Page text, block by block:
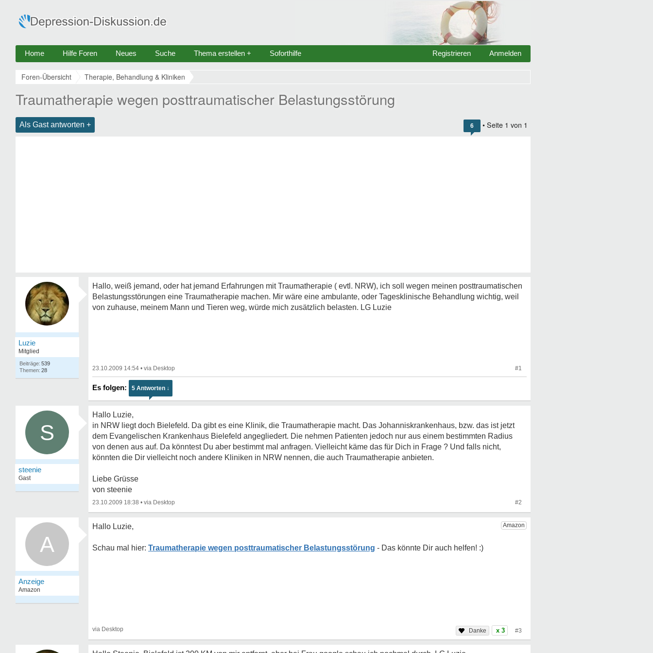
Home Hilfe Foren Neues Suche Thema erstellen + Soforthilfe Anmelden
Registrieren
Foren-Übersicht Therapie, Behandlung & Kliniken
Traumatherapie wegen posttraumatischer Belastungsstörung
Als Gast antworten + 6 • Seite 1 von 1
Luzie
Mitglied
539
28
Hallo, weiß jemand, oder hat jemand Erfahrungen mit Traumatherapie ( evtl. NRW), ich soll wegen meinen posttraumatischen
Belastungsstörungen eine Traumatherapie machen. Mir wäre eine ambulante, oder Tagesklinische Behandlung wichtig, weil
von zuhause, meinem Mann und Tieren weg, würde mich zusätzlich belasten. LG Luzie
23.10.2009 14:54 • #1
5 Antworten ↓
S
steenie
Gast
Hallo Luzie,
in NRW liegt doch Bielefeld. Da gibt es eine Klinik, die Traumatherapie macht. Das Johanniskrankenhaus, bzw. das ist jetzt
dem Evangelischen Krankenhaus Bielefeld angegliedert. Die nehmen Patienten jedoch nur aus einem bestimmten Radius
von denen aus auf. Da könntest Du aber bestimmt mal anfragen. Vielleicht käme das für Dich in Frage ? Und falls nicht,
könnten die Dir vielleicht noch andere Kliniken in NRW nennen, die auch Traumatherapie anbieten.
Liebe Grüsse
von steenie
23.10.2009 18:38 • #2
A
Hallo Luzie,
Traumatherapie wegen posttraumatischer Belastungsstörung
x 3 #3